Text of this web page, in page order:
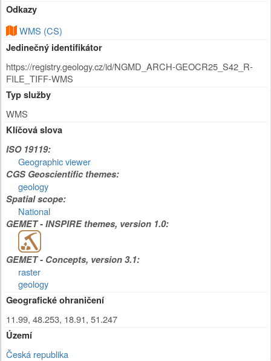
Odkazy
WMS (CS)
Jedinečný identifikátor
https://registry.geology.cz/id/NGMD_ARCH-GEOCR25_S42_R-
FILE_TIFF-WMS
Typ služby
WMS
Klíčová slova
ISO 19119:
Geographic viewer
CGS Geoscientific themes:
geology
Spatial scope:
National
GEMET - INSPIRE themes, version 1.0:
GEMET - Concepts, version 3.1:
raster
geology
Geografické ohraničení
11.99, 48.253, 18.91, 51.247
Území
Česká republika